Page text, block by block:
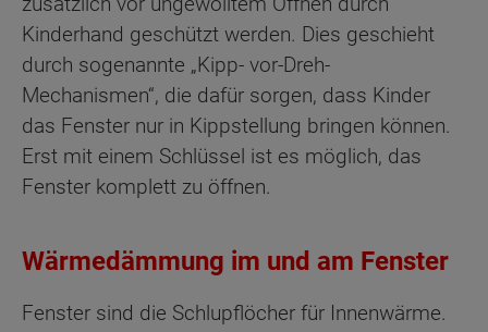
Kinderhand geschützt werden. Dies geschieht
durch sogenannte „Kipp- vor-Dreh-
Mechanismen“, die dafür sorgen, dass Kinder
das Fenster nur in Kippstellung bringen können.
Erst mit einem Schlüssel ist es möglich, das
Fenster komplett zu öffnen.
Wärmedämmung im und am Fenster
Fenster sind die Schlupflöcher für Innenwärme.